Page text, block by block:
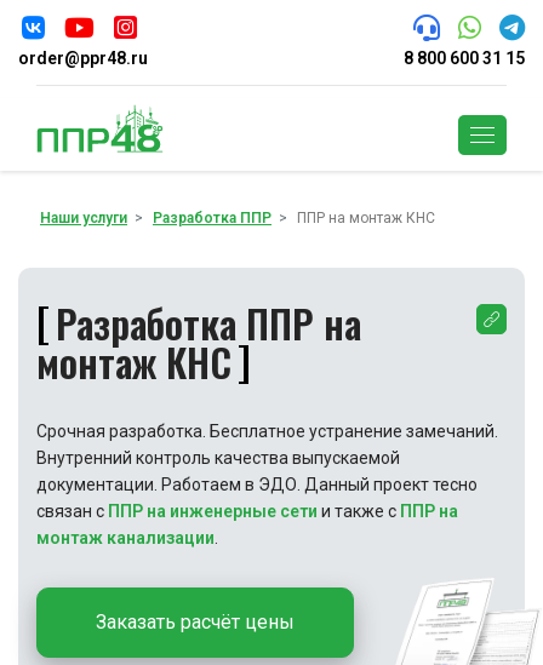
order@ppr48.ru 8 800 600 31 15
Наши услуги Разработка ППР ППР на монтаж КНС
Разработка ППР на
монтаж КНС
Срочная разработка. Бесплатное устранение замечаний.
Внутренний контроль качества выпускаемой
документации. Работаем в ЭДО. Данный проект тесно
связан с ППР на инженерные сети и также с ППР на
монтаж канализации
Заказать расчёт цены